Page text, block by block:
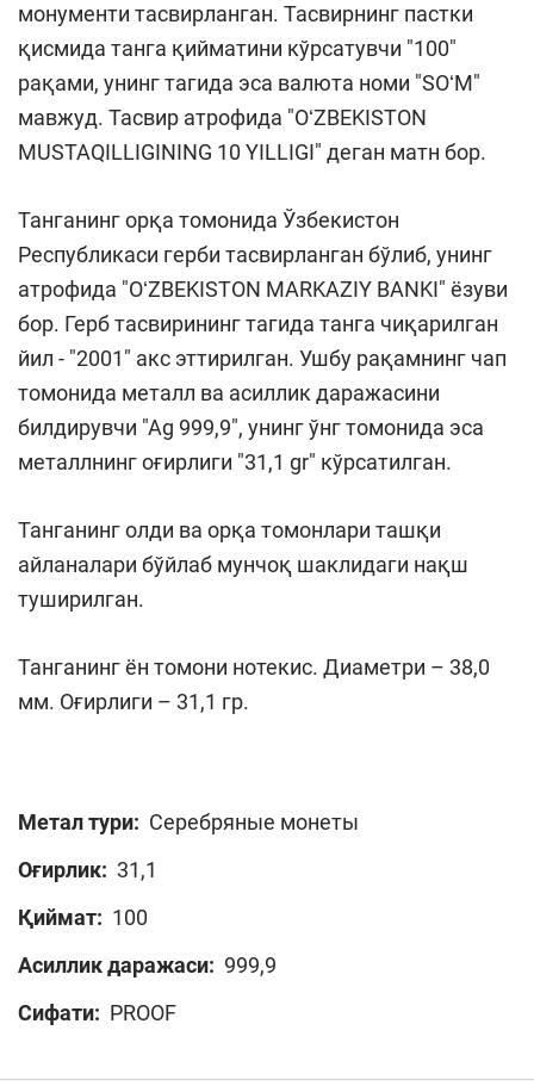
монументи тасвирланган. Тасвирнинг пастки
қисмида танга қийматини кўрсатувчи "100"
рақами, унинг тагида эса валюта номи "SOʻM"
мавжуд. Тасвир атрофида "OʻZBEKISTON
MUSTAQILLIGINING 10 YILLIGI" деган матн бор.
Танганинг орқа томонида Ўзбекистон
Республикаси герби тасвирланган бўлиб, унинг
атрофида "OʻZBEKISTON MARKAZIY BANKI" ёзуви
бор. Герб тасвирининг тагида танга чиқарилган
йил - "2001" акс эттирилган. Ушбу рақамнинг чап
томонида металл ва асиллик даражасини
билдирувчи "Аg 999,9", унинг ўнг томонида эса
металлнинг оғирлиги "31,1 gr" кўрсатилган.
Танганинг олди ва орқа томонлари ташқи
айланалари бўйлаб мунчоқ шаклидаги нақш
туширилган.
Танганинг ён томони нотекис. Диаметри – 38,0
мм. Оғирлиги – 31,1 гр.
Метал тури: Серебряные монеты
Оғирлик: 31,1
Қиймат: 100
Асиллик даражаси: 999,9
Сифати: PROOF